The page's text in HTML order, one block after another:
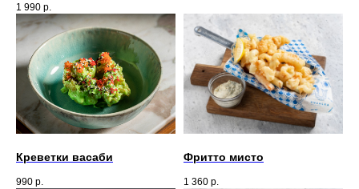
1 990 р.
Креветки васаби
990 р.
Фритто мисто
1 360 р.